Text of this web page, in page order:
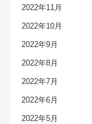
2022年11月
2022年10月
2022年9月
2022年8月
2022年7月
2022年6月
2022年5月